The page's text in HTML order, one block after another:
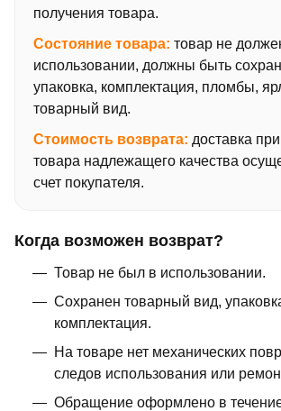
получения товара.
Состояние товара: товар не
использовании, должны быть
упаковка, комплектация, пломбы,
товарный вид.
Стоимость возврата: доставка
товара надлежащего качества
счет покупателя.
Когда возможен возврат?
Товар не был в использовании.
Сохранен товарный вид,
комплектация.
На товаре нет механических
следов использования или
Обращение оформлено в